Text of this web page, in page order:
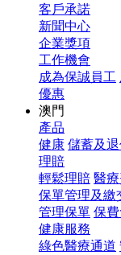
客戶承諾
新聞中心
企業獎項
工作機會
成為保誠員工
優惠
澳門
產品
健康 儲蓄及
理賠
輕鬆理賠 醫
保單管理及繳
管理保單 保
健康服務
綠色醫療通道